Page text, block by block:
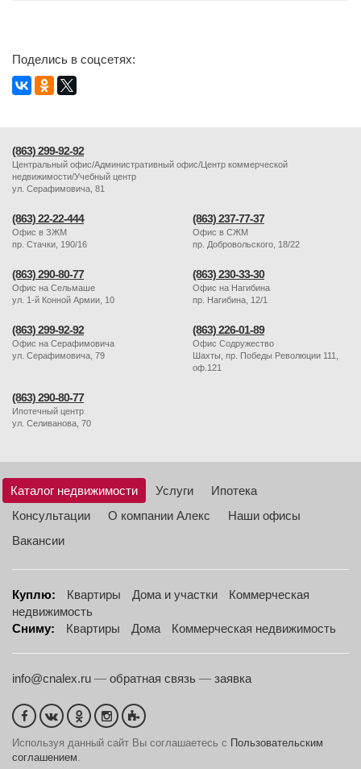
Поделись в соцсетях:
(863) 299-92-92
Центральный офис/Административный офис/Центр коммерческой
недвижимости/Учебный центр
ул. Серафимовича, 81
(863) 22-22-444
Офис в ЗЖМ
пр. Стачки, 190/16
(863) 237-77-37
Офис в СЖМ
пр. Добровольского, 18/22
(863) 290-80-77
Офис на Сельмаше
ул. 1-й Конной Армии, 10
(863) 230-33-30
Офис на Нагибина
пр. Нагибина, 12/1
(863) 299-92-92
Офис на Серафимовича
ул. Серафимовича, 79
(863) 226-01-89
Офис Содружество
Шахты, пр. Победы Революции 111,
оф.121
(863) 290-80-77
Ипотечный центр
ул. Селиванова, 70
Каталог недвижимости Услуги
Ипотека
Консультации
О компании Алекс
Наши офисы
Вакансии
Куплю: Квартиры Дома и участки
Коммерческая
недвижимость
Сниму:
Квартиры Дома Коммерческая недвижимость
info@cnalex.ru — обратная связь — заявка
Используя данный сайт Вы соглашаетесь с Пользовательским
соглашением.